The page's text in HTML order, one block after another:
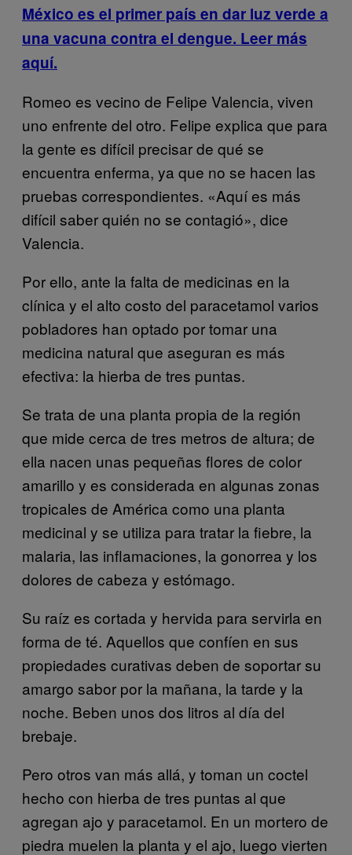
México es el primer país en dar luz verde a
una vacuna contra el dengue. Leer más
aquí.
Romeo es vecino de Felipe Valencia, viven
uno enfrente del otro. Felipe explica que para
la gente es difícil precisar de qué se
encuentra enferma, ya que no se hacen las
pruebas correspondientes. «Aquí es más
difícil saber quién no se contagió», dice
Valencia.
Por ello, ante la falta de medicinas en la
clínica y el alto costo del paracetamol varios
pobladores han optado por tomar una
medicina natural que aseguran es más
efectiva: la hierba de tres puntas.
Se trata de una planta propia de la región
que mide cerca de tres metros de altura; de
ella nacen unas pequeñas flores de color
amarillo y es considerada en algunas zonas
tropicales de América como una planta
medicinal y se utiliza para tratar la fiebre, la
malaria, las inflamaciones, la gonorrea y los
dolores de cabeza y estómago.
Su raíz es cortada y hervida para servirla en
forma de té. Aquellos que confíen en sus
propiedades curativas deben de soportar su
amargo sabor por la mañana, la tarde y la
noche. Beben unos dos litros al día del
brebaje.
Pero otros van más allá, y toman un coctel
hecho con hierba de tres puntas al que
agregan ajo y paracetamol. En un mortero de
piedra muelen la planta y el ajo, luego vierten